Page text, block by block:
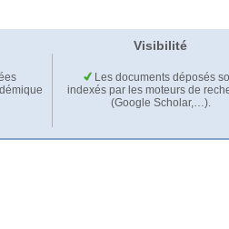
Visibilité
Les documents déposés
indexés par les moteurs de
(Google Scholar,…).